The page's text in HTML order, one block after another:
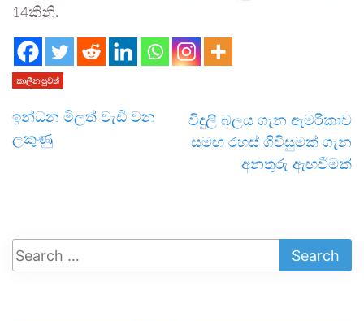
14කිනි.
කාලීන පුවත්
ඉන්ධන මිලත් වැඩි වන
ලකුණු
විදුලි බලය ගැන ඇමරිකාව
සමඟ රහස් ගිවිසුමක් ගැන
අනතුරු ඇඟවීමක්